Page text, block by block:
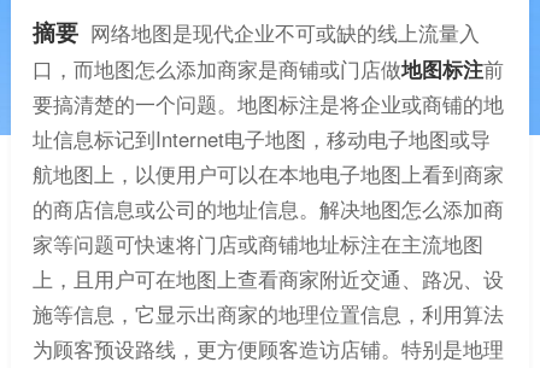
摘要 网络地图是现代企业不可或缺的线上流量入
口，而地图怎么添加商家是商铺或门店做地图标注前
要搞清楚的一个问题。地图标注是将企业或商铺的地
址信息标记到Internet电子地图，移动电子地图或导
航地图上，以便用户可以在本地电子地图上看到商家
的商店信息或公司的地址信息。解决地图怎么添加商
家等问题可快速将门店或商铺地址标注在主流地图
上，且用户可在地图上查看商家附近交通、路况、设
施等信息，它显示出商家的地理位置信息，利用算法
为顾客预设路线，更方便顾客造访店铺。特别是地理